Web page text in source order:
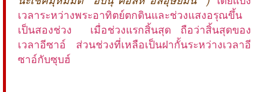
เวลาระหว่างพระอาทิตย์ตกดินและช่วงแสงอรุณขึ้น
เป็นสองช่วง เมื่อช่วงแรกสิ้นสุด ถือว่าสิ้นสุดของ
เวลาอีซาอ์ ส่วนช่วงที่เหลือเป็นฝากั้นระหว่างเวลาอี
ซาอ์กับซุบฮ์